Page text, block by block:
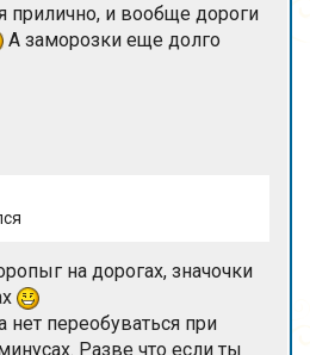
прилично, и вообще дороги
А заморозки еще долго
на дорогах, значочки
переобуваться при
Разве что если ты